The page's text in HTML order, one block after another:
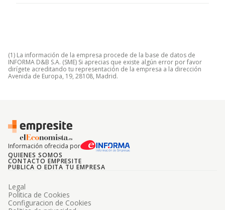
(1) La información de la empresa procede de la base de datos de
INFORMA D&B S.A. (SME) Si aprecias que existe algún error por favor
dirígete acreditando tu representación de la empresa a la dirección
Avenida de Europa, 19, 28108, Madrid.
Información ofrecida por
QUIENES SOMOS
CONTACTO EMPRESITE
PUBLICA O EDITA TU EMPRESA
Legal
Politica de Cookies
Configuracion de Cookies